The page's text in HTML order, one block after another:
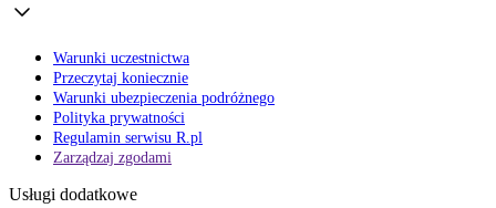
Warunki uczestnictwa
Przeczytaj koniecznie
Warunki ubezpieczenia podróżnego
Polityka prywatności
Regulamin serwisu R.pl
Zarządzaj zgodami
Usługi dodatkowe